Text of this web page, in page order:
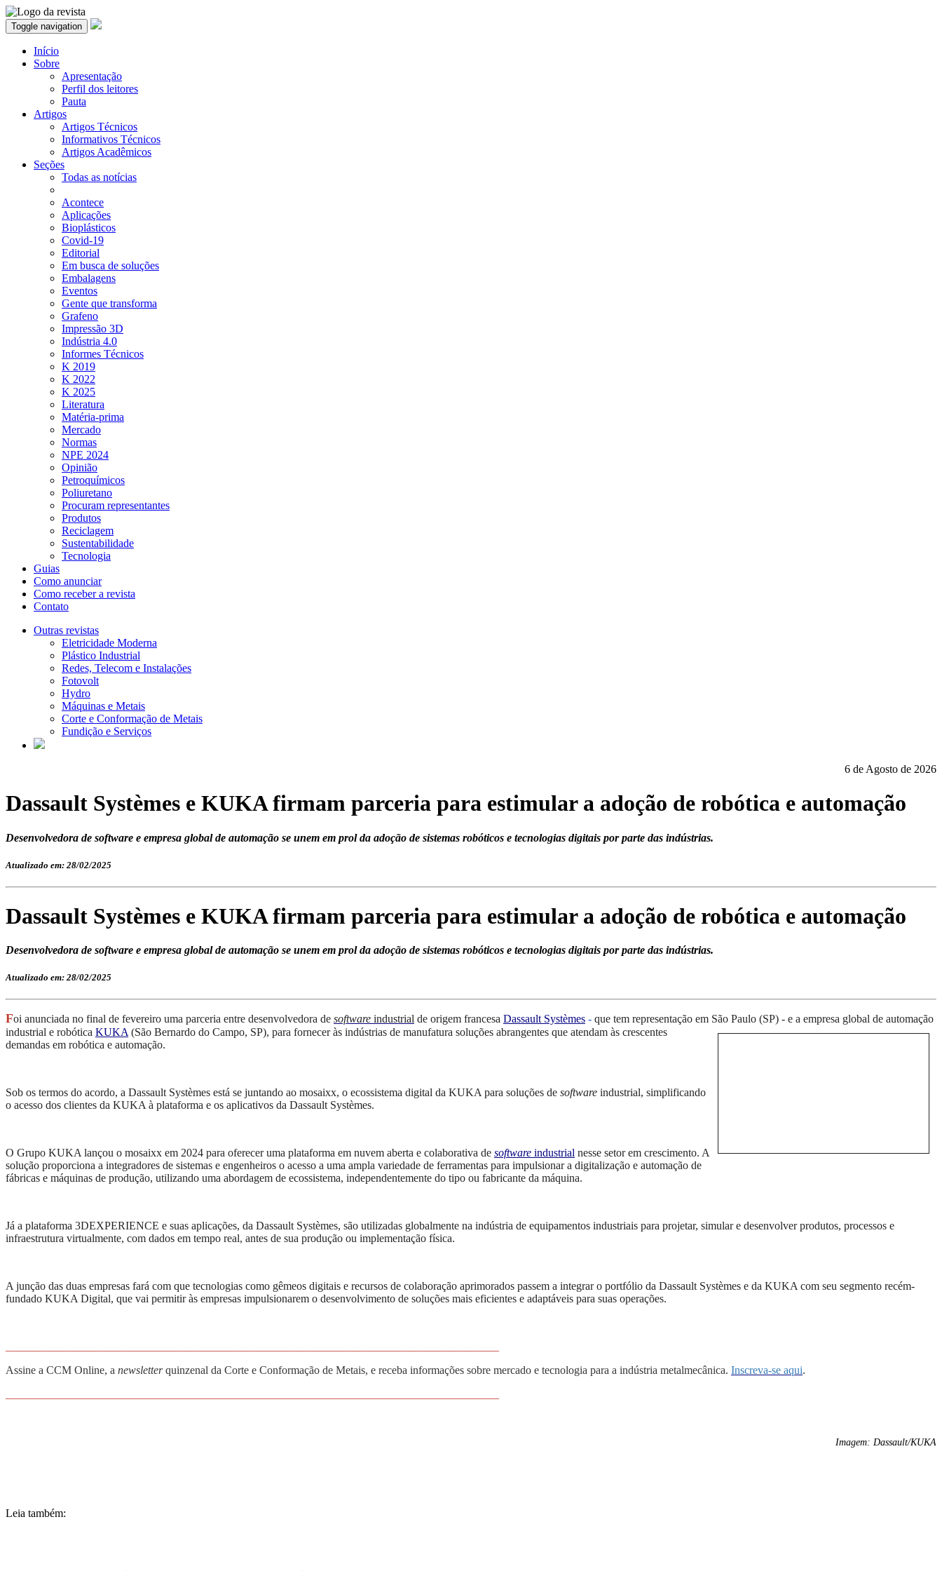
Toggle navigation
Início
Sobre
Apresentação
Perfil dos leitores
Pauta
Artigos
Artigos Técnicos
Informativos Técnicos
Artigos Acadêmicos
Seções
Todas as notícias
Acontece
Aplicações
Bioplásticos
Covid-19
Editorial
Em busca de soluções
Embalagens
Eventos
Gente que transforma
Grafeno
Impressão 3D
Indústria 4.0
Informes Técnicos
K 2019
K 2022
K 2025
Literatura
Matéria-prima
Mercado
Normas
NPE 2024
Opinião
Petroquímicos
Poliuretano
Procuram representantes
Produtos
Reciclagem
Sustentabilidade
Tecnologia
Guias
Como anunciar
Como receber a revista
Contato
Outras revistas
Eletricidade Moderna
Plástico Industrial
Redes, Telecom e Instalações
Fotovolt
Hydro
Máquinas e Metais
Corte e Conformação de Metais
Fundição e Serviços
6 de Agosto de 2026
Dassault Systèmes e KUKA firmam parceria para estimular a adoção de robótica e automação
Desenvolvedora de software e empresa global de automação se unem em prol da adoção de sistemas robóticos e tecnologias digitais por parte das indústrias.
Atualizado em: 28/02/2025
Dassault Systèmes e KUKA firmam parceria para estimular a adoção de robótica e automação
Desenvolvedora de software e empresa global de automação se unem em prol da adoção de sistemas robóticos e tecnologias digitais por parte das indústrias.
Atualizado em: 28/02/2025
Foi anunciada no final de fevereiro uma parceria entre desenvolvedora de software industrial de origem francesa Dassault Systèmes - que tem representação em São Paulo (SP) - e a empresa global de automação
industrial e robótica KUKA (São Bernardo do Campo, SP), para fornecer às indústrias de manufatura soluções abrangentes que atendam às crescentes
demandas em robótica e automação.
Sob os termos do acordo, a Dassault Systèmes está se juntando ao mosaixx, o ecossistema digital da KUKA para soluções de software industrial, simplificando
o acesso dos clientes da KUKA à plataforma e os aplicativos da Dassault Systèmes.
O Grupo KUKA lançou o mosaixx em 2024 para oferecer uma plataforma em nuvem aberta e colaborativa de software industrial nesse setor em crescimento. A
solução proporciona a integradores de sistemas e engenheiros o acesso a uma ampla variedade de ferramentas para impulsionar a digitalização e automação de
fábricas e máquinas de produção, utilizando uma abordagem de ecossistema, independentemente do tipo ou fabricante da máquina.
Já a plataforma 3DEXPERIENCE e suas aplicações, da Dassault Systèmes, são utilizadas globalmente na indústria de equipamentos industriais para projetar, simular e desenvolver produtos, processos e
infraestrutura virtualmente, com dados em tempo real, antes de sua produção ou implementação física.
A junção das duas empresas fará com que tecnologias como gêmeos digitais e recursos de colaboração aprimorados passem a integrar o portfólio da Dassault Systèmes e da KUKA com seu segmento recém-
fundado KUKA Digital, que vai permitir às empresas impulsionarem o desenvolvimento de soluções mais eficientes e adaptáveis para suas operações.
Assine a CCM Online, a newsletterquinzenal da Corte e Conformação de Metais, e receba informações sobre mercado e tecnologia para a indústria metalmecânica. Inscreva-se aqui.
Imagem: Dassault/KUKA
Leia também: